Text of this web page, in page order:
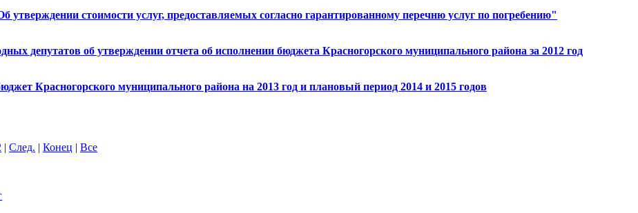
стоимости услуг, предоставляемых согласно гарантированному перечню услуг по погребению"
депутатов об утверждении отчета об исполнении бюджета Красногорского муниципального района за 2012 год
Красногорского муниципального района на 2013 год и плановый период 2014 и 2015 годов
| След. | Конец | Все